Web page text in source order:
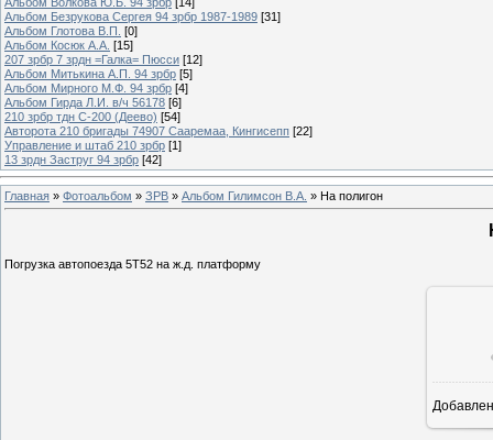
Альбом Безрукова Сергея 94 зрбр 1987-1989 [31]
Альбом Глотова В.П. [0]
Альбом Косюк А.А. [15]
207 зрбр 7 зрдн =Галка= Пюсси [12]
Альбом Митькина А.П. 94 зрбр [5]
Альбом Мирного М.Ф. 94 зрбр [4]
Альбом Гирда Л.И. в/ч 56178 [6]
210 зрбр тдн С-200 (Деево) [54]
Авторота 210 бригады 74907 Сааремаа, Кингисепп [22]
Управление и штаб 210 зрбр [1]
13 зрдн Заструг 94 зрбр [42]
Главная » Фотоальбом » ЗРВ » Альбом Гилимсон В.А. » На полигон
Погрузка автопоезда 5Т52 на ж.д. платформу